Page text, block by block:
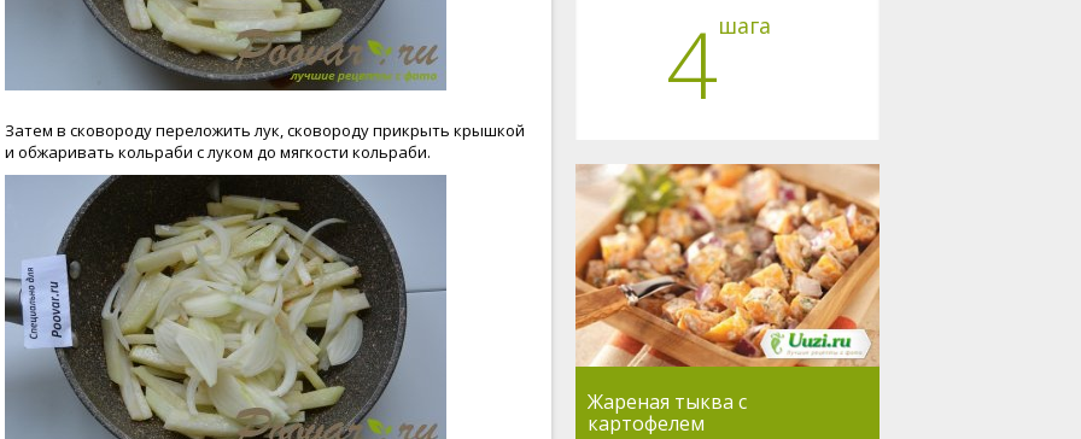
Затем в сковороду переложить лук, сковороду прикрыть крышкой
и обжаривать кольраби с луком до мягкости кольраби.
4шага
Жареная тыква с
картофелем